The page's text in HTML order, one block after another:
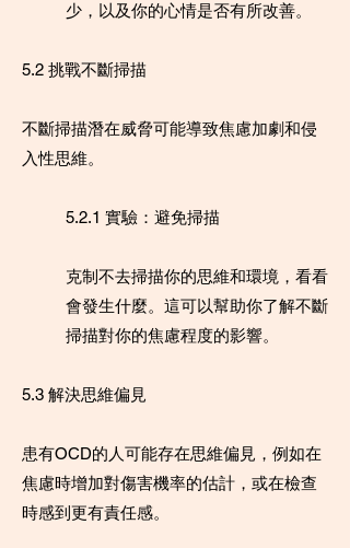
少，以及你的心情是否有所改善。
5.2 挑戰不斷掃描
不斷掃描潛在威脅可能導致焦慮加劇和侵
入性思維。
5.2.1 實驗：避免掃描
克制不去掃描你的思維和環境，看看
會發生什麼。這可以幫助你了解不斷
掃描對你的焦慮程度的影響。
5.3 解決思維偏見
患有OCD的人可能存在思維偏見，例如在
焦慮時增加對傷害機率的估計，或在檢查
時感到更有責任感。